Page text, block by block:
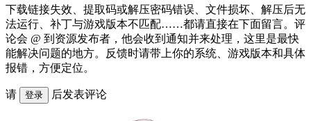
下载链接失效、提取码或解压密码错误、文件损坏、解压后无
法运行、补丁与游戏版本不匹配……都请直接在下面留言。评
论会 @ 到资源发布者，他会收到通知并来处理，这里是最快
能解决问题的地方。反馈时请带上你的系统、游戏版本和具体
报错，方便定位。
请 登录 后发表评论